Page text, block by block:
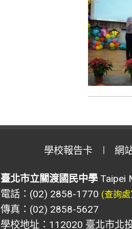
學校報告卡 網
臺北市立關渡國民中學Taipei
電話：(02) 2858-1770 (查詢
傳真：(02) 2858-5627
學校地址：112020 臺北市北